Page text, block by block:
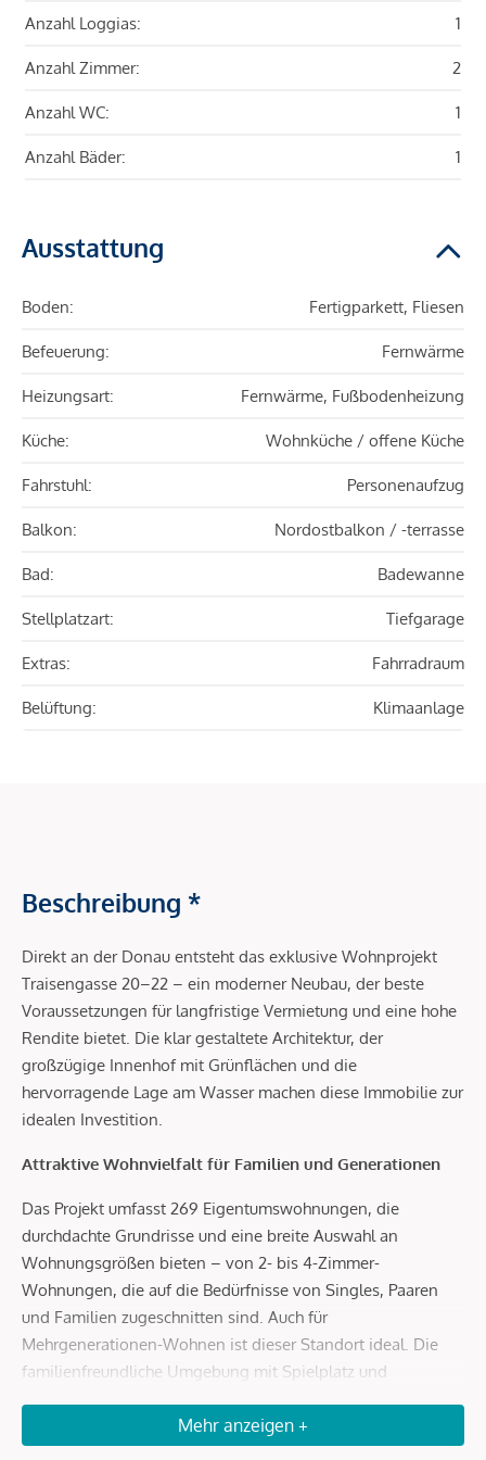
Anzahl Loggias: 1
Anzahl Zimmer: 2
Anzahl WC: 1
Anzahl Bäder: 1
Ausstattung
Boden: Fertigparkett, Fliesen
Befeuerung: Fernwärme
Heizungsart: Fernwärme, Fußbodenheizung
Küche: Wohnküche / offene Küche
Fahrstuhl: Personenaufzug
Balkon: Nordostbalkon / -terrasse
Bad: Badewanne
Stellplatzart: Tiefgarage
Extras: Fahrradraum
Belüftung: Klimaanlage
Beschreibung *
Direkt an der Donau entsteht das exklusive Wohnprojekt
Traisengasse 20–22 – ein moderner Neubau, der beste
Voraussetzungen für langfristige Vermietung und eine hohe
Rendite bietet. Die klar gestaltete Architektur, der
großzügige Innenhof mit Grünflächen und die
hervorragende Lage am Wasser machen diese Immobilie zur
idealen Investition.
Attraktive Wohnvielfalt für Familien und Generationen
Das Projekt umfasst 269 Eigentumswohnungen, die
durchdachte Grundrisse und eine breite Auswahl an
Wohnungsgrößen bieten – von 2- bis 4-Zimmer-
Wohnungen, die auf die Bedürfnisse von Singles, Paaren
und Familien zugeschnitten sind. Auch für
Mehrgenerationen-Wohnen ist dieser Standort ideal. Die
familienfreundliche Umgebung mit Spielplatz und
und macht die Wohnungen besonders begehrt bei Mietern.
Mehr anzeigen +